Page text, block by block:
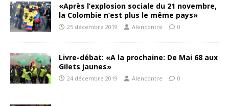
«Après l’explosion sociale du 21 novembre,
la Colombie n’est plus le même pays»
25 décembre 2019 Alencontre 0
Livre-débat: «A la prochaine: De Mai 68 aux
Gilets jaunes»
24 décembre 2019 Alencontre 0